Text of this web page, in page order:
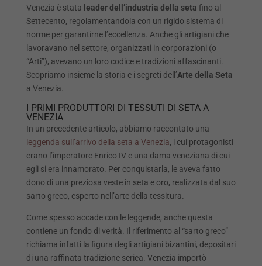
Venezia è stata leader dell’industria della seta fino al
Settecento, regolamentandola con un rigido sistema di
norme per garantirne l’eccellenza. Anche gli artigiani che
lavoravano nel settore, organizzati in corporazioni (o
“Arti”), avevano un loro codice e tradizioni affascinanti.
Scopriamo insieme la storia e i segreti dell’Arte della Seta
a Venezia.
I PRIMI PRODUTTORI DI TESSUTI DI SETA A
VENEZIA
In un precedente articolo, abbiamo raccontato una
leggenda sull’arrivo della seta a Venezia, i cui protagonisti
erano l’imperatore Enrico IV e una dama veneziana di cui
egli si era innamorato. Per conquistarla, le aveva fatto
dono di una preziosa veste in seta e oro, realizzata dal suo
sarto greco, esperto nell’arte della tessitura.
Come spesso accade con le leggende, anche questa
contiene un fondo di verità. Il riferimento al “sarto greco”
richiama infatti la figura degli artigiani bizantini, depositari
di una raffinata tradizione serica. Venezia importò